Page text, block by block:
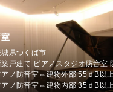
城県つくば市
築戸建て ピアノスタジオ防音室
アノ防音室⇔建物外部 55ｄB以
アノ防音室⇔建物内部 35ｄB以